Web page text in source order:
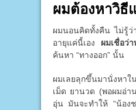
ผมต้องหาวิธี
ผมนอนคิดทั้งคืน ไม่รู้ว่
อายุแค่นี้เอง ผมเชื่อว่
ค้นหา “ทางออก” นั้น
ผมเลยลุกขึ้นมานั่งหา
เม็ด ยานวด (พอผมอ่า
อุ่น มันจะทำให้ “น้อง